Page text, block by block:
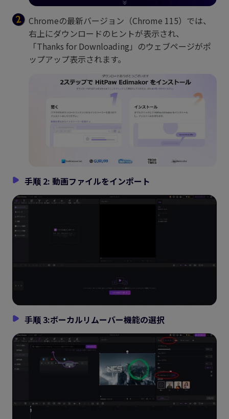
Chromeの最新バージョン（Chrome 115）では、
右上にダウンロードのヒントが表示され、
「Thanks for Downloading」のウェブページがポ
ップアップ表示されます。
手顺 2: 動画ファイルをインポート
手顺 3:ボーカルリムーバー機能の選択